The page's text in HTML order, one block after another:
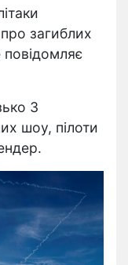
загиблих
повідомляє
3
шоу, пілоти